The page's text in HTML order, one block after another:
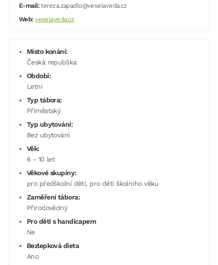
E-mail: tereza.zapadlo@veselaveda.cz
Web: veselaveda.cz
Místo konání:
Česká republika
Období:
Letní
Typ tábora:
Příměstský
Typ ubytování:
Bez ubytování
Věk:
6 - 10 let
Věkové skupiny:
pro předškolní děti, pro děti školního věku
Zaměření tábora:
Přírodovědný
Pro děti s handicapem
Ne
Bezlepková dieta
Ano